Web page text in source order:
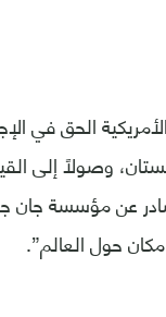
الحق في
وصولاً إلى
عن مؤسسة جان
حول العالم”.